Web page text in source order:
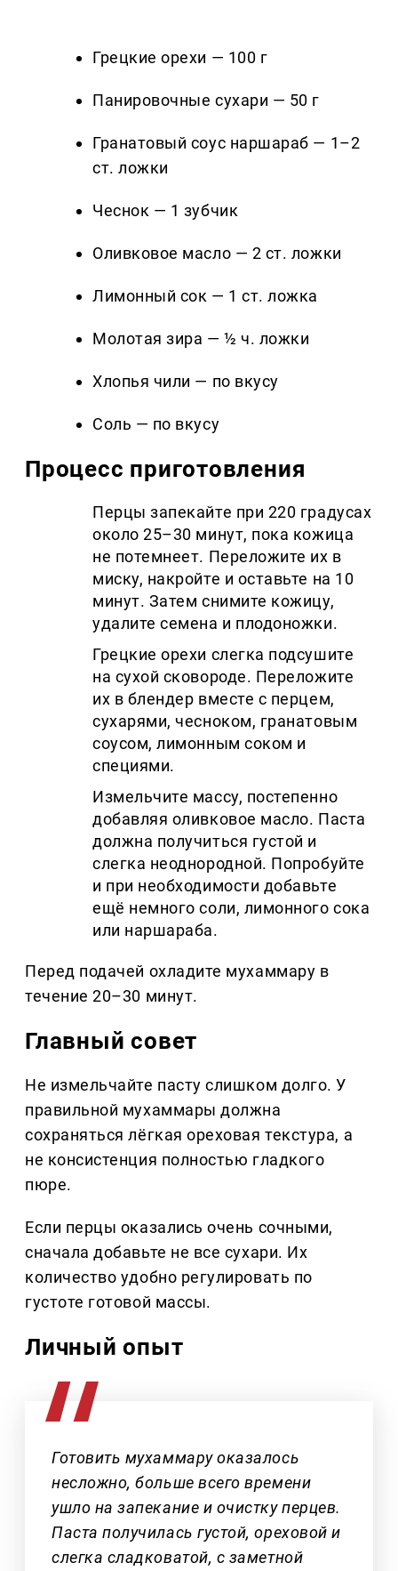
Грецкие орехи — 100 г
Панировочные сухари — 50 г
Гранатовый соус наршараб — 1–2
ст. ложки
Чеснок — 1 зубчик
Оливковое масло — 2 ст. ложки
Лимонный сок — 1 ст. ложка
Молотая зира — ½ ч. ложки
Хлопья чили — по вкусу
Соль — по вкусу
Процесс приготовления
Перцы запекайте при 220 градусах
около 25–30 минут, пока кожица
не потемнеет. Переложите их в
миску, накройте и оставьте на 10
минут. Затем снимите кожицу,
удалите семена и плодоножки.
Грецкие орехи слегка подсушите
на сухой сковороде. Переложите
их в блендер вместе с перцем,
сухарями, чесноком, гранатовым
соусом, лимонным соком и
специями.
Измельчите массу, постепенно
добавляя оливковое масло. Паста
должна получиться густой и
слегка неоднородной. Попробуйте
и при необходимости добавьте
ещё немного соли, лимонного сока
или наршараба.
Перед подачей охладите мухаммару в
течение 20–30 минут.
Главный совет
Не измельчайте пасту слишком долго. У
правильной мухаммары должна
сохраняться лёгкая ореховая текстура, а
не консистенция полностью гладкого
пюре.
Если перцы оказались очень сочными,
сначала добавьте не все сухари. Их
количество удобно регулировать по
густоте готовой массы.
Личный опыт
Готовить мухаммару оказалось
несложно, больше всего времени
ушло на запекание и очистку перцев.
Паста получилась густой, ореховой и
слегка сладковатой, с заметной